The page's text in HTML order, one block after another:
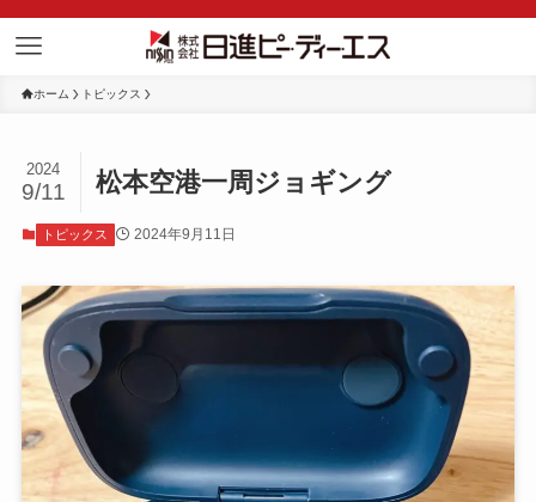
ホーム トピックス
松本空港一周ジョギング
2024
9/11
トピックス 2024年9月11日